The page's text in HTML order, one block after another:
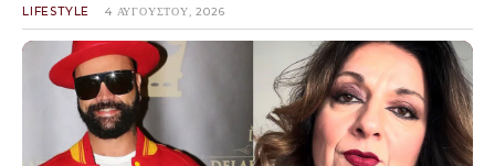
LIFESTYLE 4 ΑΥΓΟΎΣΤΟΥ, 2026